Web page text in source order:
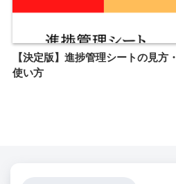
【決定版】進捗管理シートの見方・
使い方